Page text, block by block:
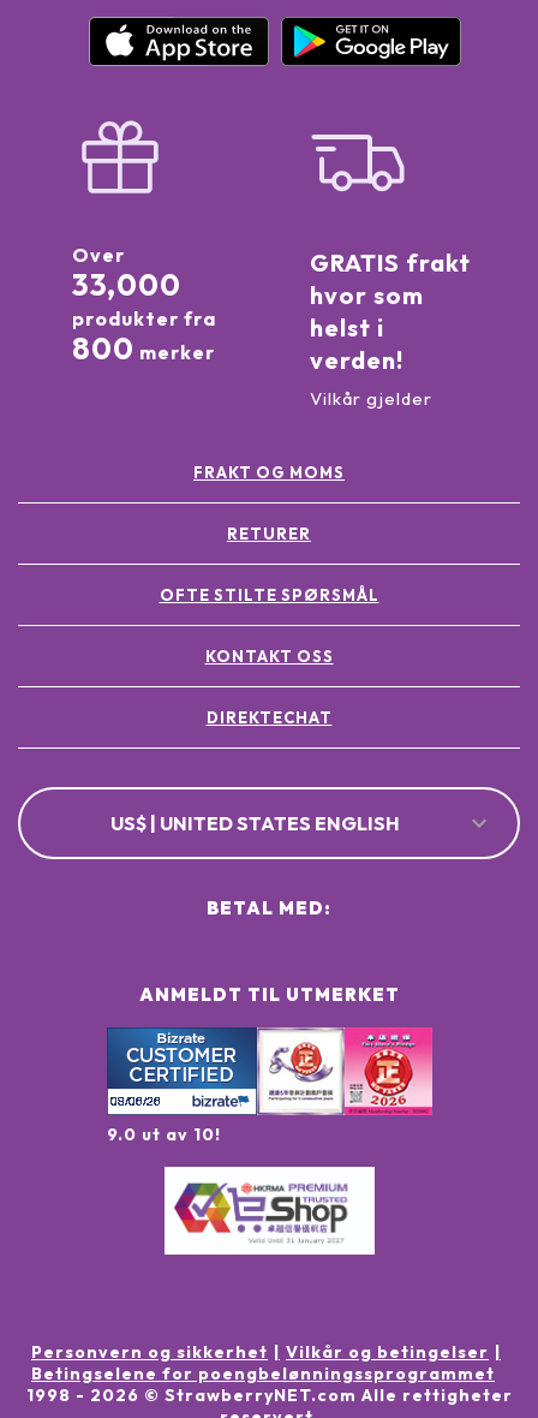
Over
33,000
produkter fra
800 merker
GRATIS frakt
hvor som
helst i
verden!
Vilkår gjelder
FRAKT OG MOMS
RETURER
OFTE STILTE SPØRSMÅL
KONTAKT OSS
DIREKTECHAT
US$ | UNITED STATES ENGLISH
ANMELDT TIL UTMERKET
9.0 ut av 10!
BETAL MED:
Personvern og sikkerhet
Vilkår og betingelser
Betingselene for poengbelønningssprogrammet
1998 - 2026 © StrawberryNET.com Alle rettigheter